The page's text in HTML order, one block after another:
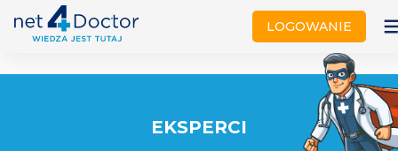
LOGOWANIE
EKSPERCI